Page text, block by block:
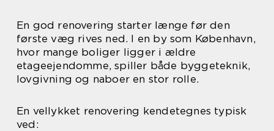
En god renovering starter længe før den
første væg rives ned. I en by som København,
hvor mange boliger ligger i ældre
etageejendomme, spiller både byggeteknik,
lovgivning og naboer en stor rolle.
En vellykket renovering kendetegnes typisk
ved: